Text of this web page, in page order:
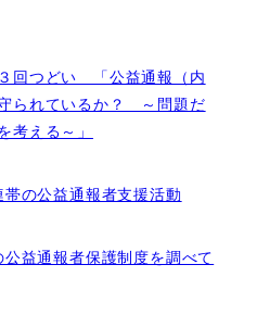
回つどい 「公益通報（内
られているか？ ～問題だ
考える～」
の公益通報者支援活動
益通報者保護制度を調べて